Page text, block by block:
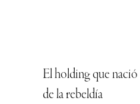
El holding que nació
de la rebeldía